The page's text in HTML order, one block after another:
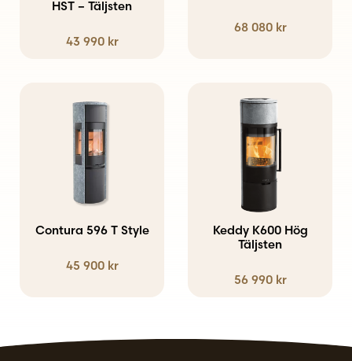
HST – Täljsten
43 990 kr
68 080 kr
olika
väljas
produktsidan
Contura 596 T Style
45 900 kr
produkten
varianter.
olika
väljas
Keddy K600 Hög
Täljsten
56 990 kr